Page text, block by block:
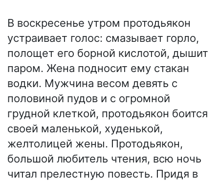
В воскресенье утром протодьякон
устраивает голос: смазывает горло,
полощет его борной кислотой, дышит
паром. Жена подносит ему стакан
водки. Мужчина весом девять с
половиной пудов и с огромной
грудной клеткой, протодьякон боится
своей маленькой, худенькой,
желтолицей жены. Протодьякон,
большой любитель чтения, всю ночь
читал прелестную повесть. Придя в